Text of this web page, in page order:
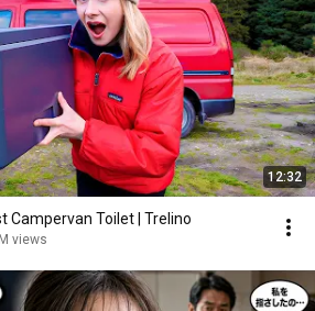
12:32
Campervan Toilet | Trelino
views